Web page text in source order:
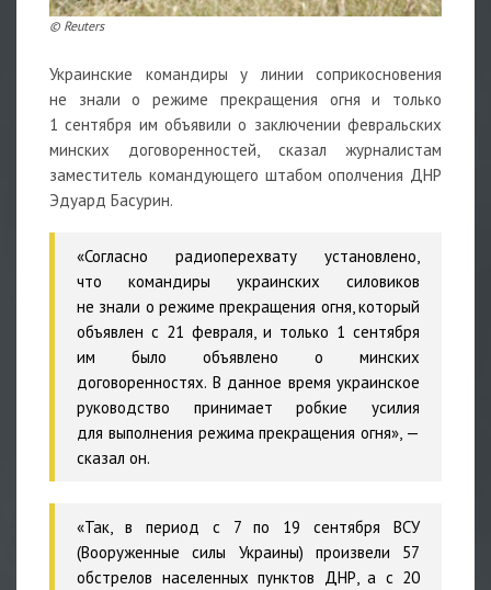
© Reuters
Украинские командиры у линии соприкосновения
не знали о режиме прекращения огня и только
1 сентября им объявили о заключении февральских
минских договоренностей, сказал журналистам
заместитель командующего штабом ополчения ДНР
Эдуард Басурин.
«Согласно радиоперехвату установлено,
что командиры украинских силовиков
не знали о режиме прекращения огня, который
объявлен с 21 февраля, и только 1 сентября
им было объявлено о минских
договоренностях. В данное время украинское
руководство принимает робкие усилия
для выполнения режима прекращения огня», —
сказал он.
«Так, в период с 7 по 19 сентября ВСУ
(Вооруженные силы Украины) произвели 57
обстрелов населенных пунктов ДНР, а с 20